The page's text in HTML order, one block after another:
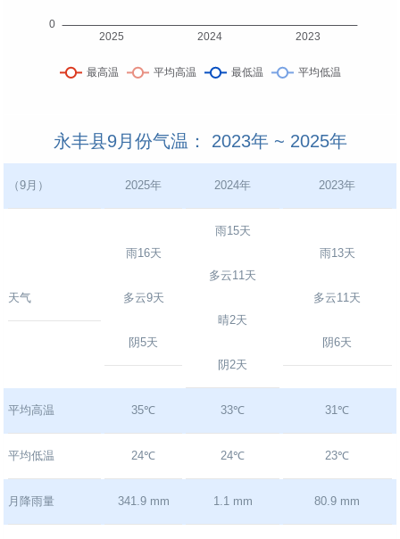
永丰县9月份气温： 2023年 ~ 2025年
（9月） 2025年 2024年 2023年
天气
雨16天
多云9天
阴5天
雨15天
多云11天
晴2天
阴2天
雨13天
多云11天
阴6天
平均高温 35℃ 33℃ 31℃
平均低温 24℃ 24℃ 23℃
月降雨量 341.9 mm 1.1 mm 80.9 mm